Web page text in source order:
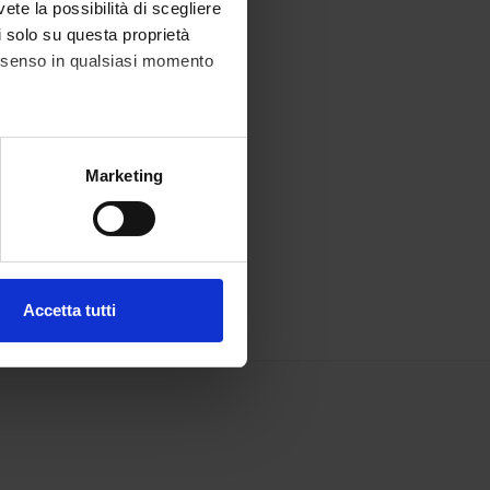
la possibilità di scegliere
su questa proprietà
in qualsiasi momento
metro,Marketing
Accetta tutti